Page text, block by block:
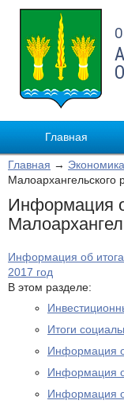
Главная
Главная → Экономика
Малоархангельского
Информация
Информация об
2017 год
В этом разделе:
Итоги
Информация о
Информация
Информация